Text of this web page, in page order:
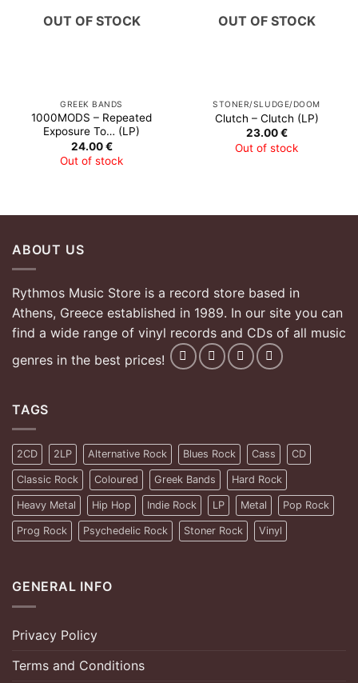
OUT OF STOCK
GREEK BANDS
1000MODS – Repeated
Exposure To… (LP)
24.00€
Out of stock
OUT OF STOCK
STONER/SLUDGE/DOOM
Clutch – Clutch (LP)
23.00€
Out of stock
ABOUT US
Rythmos Music Store is a record store based in
Athens, Greece established in 1989. In our site you can
find a wide range of vinyl records and CDs of all music
genres in the best prices!
TAGS
2CD 2LP Alternative Rock Blues Rock Cass CD
Classic Rock Coloured Greek Bands Hard Rock
Heavy Metal Hip Hop Indie Rock LP Metal Pop Rock
Prog Rock Psychedelic Rock Stoner Rock Vinyl
GENERAL INFO
Privacy Policy
Terms and Conditions